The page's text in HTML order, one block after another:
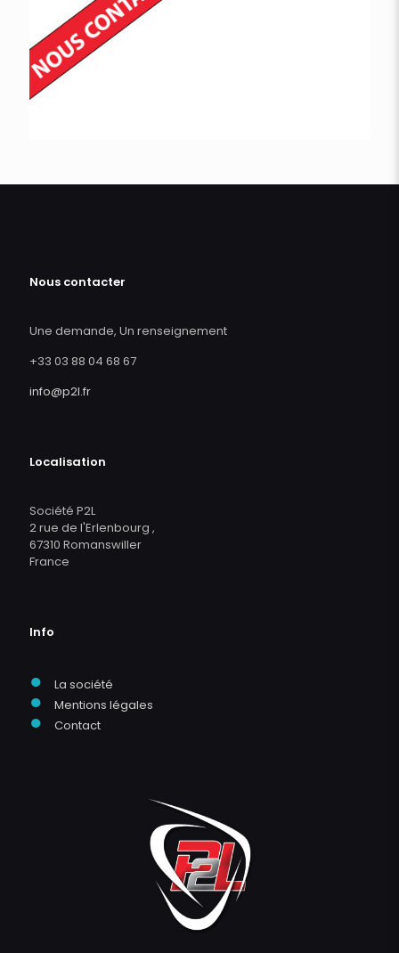
Nous contacter
Une demande, Un renseignement
+33 03 88 04 68 67
info@p2l.fr
Localisation
Société P2L
2 rue de l'Erlenbourg ,
67310 Romanswiller
France
Info
● La société
● Mentions légales
● Contact